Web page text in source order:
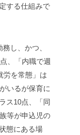
する仕組みで
し、かつ、
、「内職で週
労を常態」は
いるが保育に
ス10点、「同
等が申込児の
態にある場